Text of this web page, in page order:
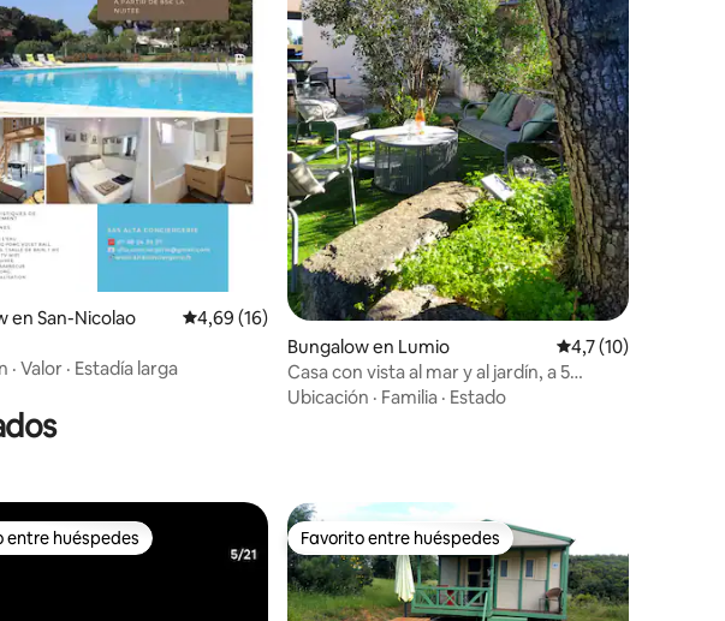
de 5. 16 evaluaciones
en San-Nicolao
Calificación promedio: 4,69 de 5. 16 evaluaciones
4,69 (16)
· Valor · Estadía larga
Bungalow en Lumio Calificación
4,7 (10)
Casa con vista al mar y al jardín, a 5
minutos a pie de la playa y de los
Ubicación · Familia · Estado
entre huéspedes
entre huéspedes Favorito entre huéspedes
Favorito entre huéspedes